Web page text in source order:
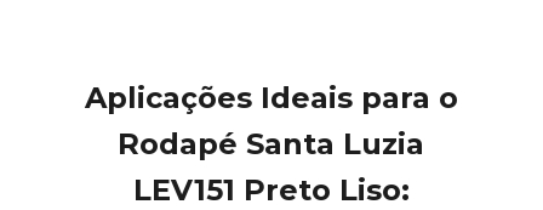
Aplicações Ideais para o
Rodapé Santa Luzia
LEV151 Preto Liso: